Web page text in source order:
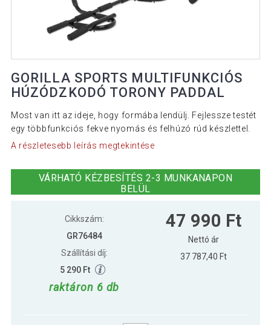
GORILLA SPORTS MULTIFUNKCIÓS
HÚZÓDZKODÓ TORONY PADDAL
Most van itt az ideje, hogy formába lendülj. Fejlessze testét
egy többfunkciós fekve nyomás és felhúzó rúd készlettel.
A részletesebb leírás megtekintése
VÁRHATÓ KÉZBESÍTÉS 2-3 MUNKANAPON
BELÜL
Cikkszám:
GR76484
Szállítási díj:
5 290 Ft
raktáron 6 db
47 990 Ft
Nettó ár
37 787,40 Ft